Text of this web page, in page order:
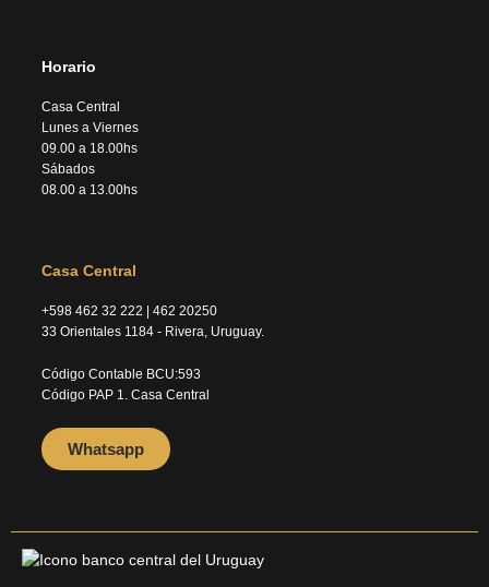
Horario
Casa Central
Lunes a Viernes
09.00 a 18.00hs
Sábados
08.00 a 13.00hs
Casa Central
+598 462 32 222 | 462 20250
33 Orientales 1184 - Rivera, Uruguay.
Código Contable BCU:593
Código PAP 1. Casa Central
Whatsapp